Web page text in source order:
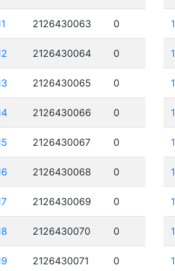
2126430063 0
2126430064 0
2126430065 0
2126430066 0
2126430067 0
2126430068 0
2126430069 0
2126430070 0
2126430071 0